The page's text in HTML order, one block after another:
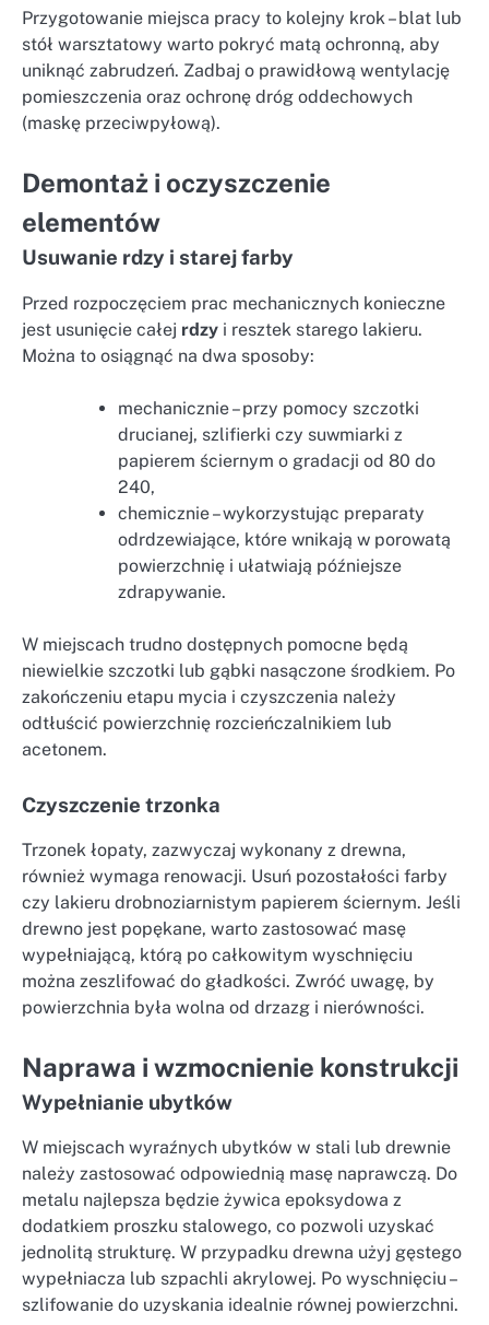
Przygotowanie miejsca pracy to kolejny krok – blat lub
stół warsztatowy warto pokryć matą ochronną, aby
uniknąć zabrudzeń. Zadbaj o prawidłową wentylację
pomieszczenia oraz ochronę dróg oddechowych
(maskę przeciwpyłową).
Demontaż i oczyszczenie
elementów
Usuwanie rdzy i starej farby
Przed rozpoczęciem prac mechanicznych konieczne
jest usunięcie całej rdzy i resztek starego lakieru.
Można to osiągnąć na dwa sposoby:
mechanicznie – przy pomocy szczotki
drucianej, szlifierki czy suwmiarki z
papierem ściernym o gradacji od 80 do
240,
chemicznie – wykorzystując preparaty
odrdzewiające, które wnikają w porowatą
powierzchnię i ułatwiają późniejsze
zdrapywanie.
W miejscach trudno dostępnych pomocne będą
niewielkie szczotki lub gąbki nasączone środkiem. Po
zakończeniu etapu mycia i czyszczenia należy
odtłuścić powierzchnię rozcieńczalnikiem lub
acetonem.
Czyszczenie trzonka
Trzonek łopaty, zazwyczaj wykonany z drewna,
również wymaga renowacji. Usuń pozostałości farby
czy lakieru drobnoziarnistym papierem ściernym. Jeśli
drewno jest popękane, warto zastosować masę
wypełniającą, którą po całkowitym wyschnięciu
można zeszlifować do gładkości. Zwróć uwagę, by
powierzchnia była wolna od drzazg i nierówności.
Naprawa i wzmocnienie konstrukcji
Wypełnianie ubytków
W miejscach wyraźnych ubytków w stali lub drewnie
należy zastosować odpowiednią masę naprawczą. Do
metalu najlepsza będzie żywica epoksydowa z
dodatkiem proszku stalowego, co pozwoli uzyskać
jednolitą strukturę. W przypadku drewna użyj gęstego
wypełniacza lub szpachli akrylowej. Po wyschnięciu –
szlifowanie do uzyskania idealnie równej powierzchni.